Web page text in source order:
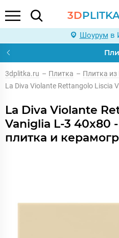
3D
Шоурум в
3dplitka.ru – Плитка – Плитка из
La Diva Violante Rettangolo Liscia
La Diva Violante
Vaniglia L-3 40x80
плитка и